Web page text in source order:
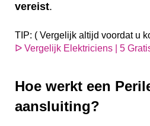
vereist.
TIP: ( Vergelijk altijd voordat u
ᐅ Vergelijk Elektriciens | 5
Hoe werkt een
aansluiting?